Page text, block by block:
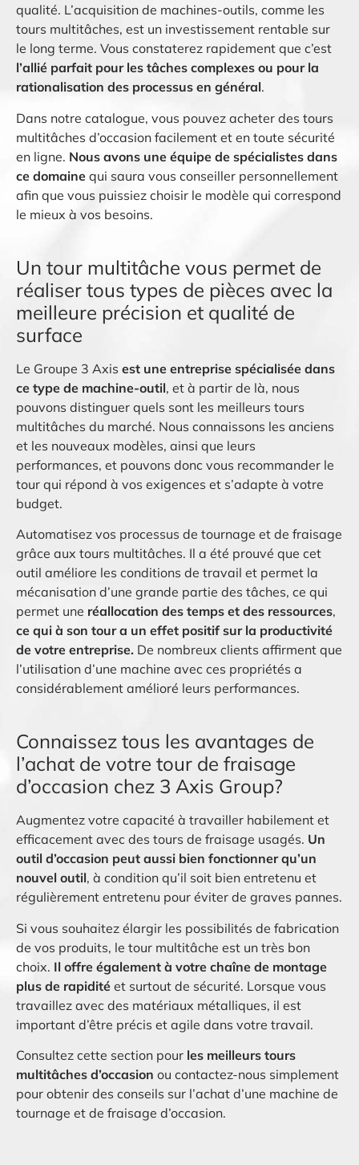
qualité. L’acquisition de machines-outils, comme les
tours multitâches, est un investissement rentable sur
le long terme. Vous constaterez rapidement que c’est
l’allié parfait pour les tâches complexes ou pour la
rationalisation des processus en général.
Dans notre catalogue, vous pouvez acheter des tours
multitâches d’occasion facilement et en toute sécurité
en ligne. Nous avons une équipe de spécialistes dans
ce domaine qui saura vous conseiller personnellement
afin que vous puissiez choisir le modèle qui correspond
le mieux à vos besoins.
Un tour multitâche vous permet de
réaliser tous types de pièces avec la
meilleure précision et qualité de
surface
Le Groupe 3 Axis est une entreprise spécialisée dans
ce type de machine-outil, et à partir de là, nous
pouvons distinguer quels sont les meilleurs tours
multitâches du marché. Nous connaissons les anciens
et les nouveaux modèles, ainsi que leurs
performances, et pouvons donc vous recommander le
tour qui répond à vos exigences et s’adapte à votre
budget.
Automatisez vos processus de tournage et de fraisage
grâce aux tours multitâches. Il a été prouvé que cet
outil améliore les conditions de travail et permet la
mécanisation d’une grande partie des tâches, ce qui
permet une réallocation des temps et des ressources,
ce qui à son tour a un effet positif sur la productivité
de votre entreprise. De nombreux clients affirment que
l’utilisation d’une machine avec ces propriétés a
considérablement amélioré leurs performances.
Connaissez tous les avantages de
l’achat de votre tour de fraisage
d’occasion chez 3 Axis Group?
Augmentez votre capacité à travailler habilement et
efficacement avec des tours de fraisage usagés. Un
outil d’occasion peut aussi bien fonctionner qu’un
nouvel outil, à condition qu’il soit bien entretenu et
régulièrement entretenu pour éviter de graves pannes.
Si vous souhaitez élargir les possibilités de fabrication
de vos produits, le tour multitâche est un très bon
choix. Il offre également à votre chaîne de montage
plus de rapidité et surtout de sécurité. Lorsque vous
travaillez avec des matériaux métalliques, il est
important d’être précis et agile dans votre travail.
Consultez cette section pour les meilleurs tours
multitâches d’occasion ou contactez-nous simplement
pour obtenir des conseils sur l’achat d’une machine de
tournage et de fraisage d’occasion.